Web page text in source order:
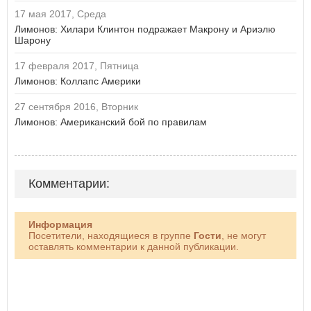
17 мая 2017, Среда
Лимонов: Хилари Клинтон подражает Макрону и Ариэлю
Шарону
17 февраля 2017, Пятница
Лимонов: Коллапс Америки
27 сентября 2016, Вторник
Лимонов: Американский бой по правилам
Комментарии:
Информация
Посетители, находящиеся в группе Гости, не могут
оставлять комментарии к данной публикации.